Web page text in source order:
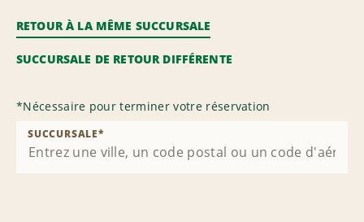
RETOUR À LA MÊME SUCCURSALE
SUCCURSALE DE RETOUR DIFFÉRENTE
*Nécessaire pour terminer votre réservation
SUCCURSALE*